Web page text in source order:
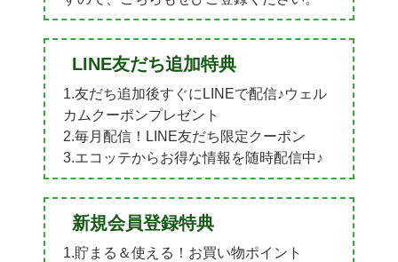
LINE友だち追加特典
1.友だち追加後すぐにLINEで配信♪ウェル
カムクーポンプレゼント
2.毎月配信！LINE友だち限定クーポン
3.エコッテからお得な情報を随時配信中♪
新規会員登録特典
1.貯まる＆使える！お買い物ポイント